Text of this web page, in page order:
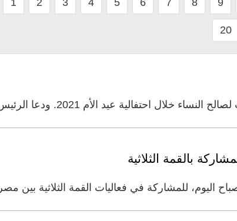
1 2 3 4 5 6 7 8 9
20
احتفالية عيد الأم 2021. ودعا الرئيس
اليوم، للمشاركة في فعاليات القمة الثلاثية بين مصر